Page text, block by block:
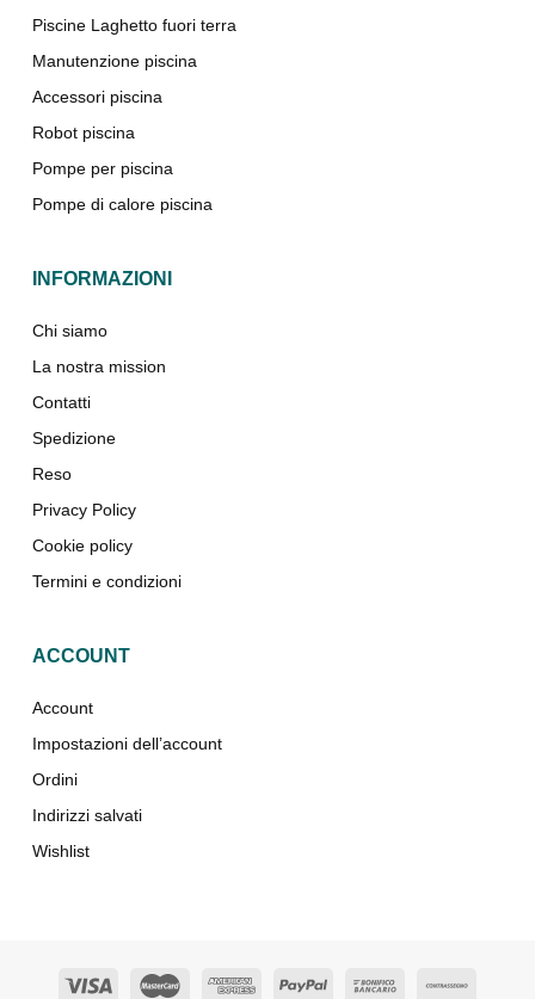
Piscine Laghetto fuori terra
Manutenzione piscina
Accessori piscina
Robot piscina
Pompe per piscina
Pompe di calore piscina
INFORMAZIONI
Chi siamo
La nostra mission
Contatti
Spedizione
Reso
Privacy Policy
Cookie policy
Termini e condizioni
ACCOUNT
Account
Impostazioni dell’account
Ordini
Indirizzi salvati
Wishlist